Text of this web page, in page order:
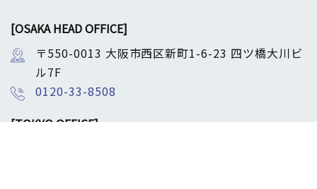
[OSAKA HEAD OFFICE]
〒550-0013 大阪市西区新町1-6-23 四ツ橋大川ビ
ル7F
0120-33-8508
[TOKYO OFFICE]